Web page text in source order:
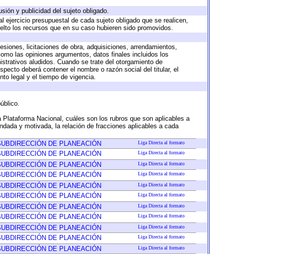
y publicidad del sujeto obligado.
presupuestal de cada sujeto obligado que se realicen,
los recursos que en su caso hubieren sido promovidos.
licitaciones de obra, adquisiciones, arrendamientos,
las opiniones argumentos, datos finales incluidos los
aludidos. Cuando se trate del otorgamiento de
deberá contener el nombre o razón social del titular, el
legal y el tiempo de vigencia.
Nacional, cuáles son los rubros que son aplicables a
y motivada, la relación de fracciones aplicables a cada
DE PLANEACIÓN Liga Directa al formato
DE PLANEACIÓN Liga Directa al formato
DE PLANEACIÓN Liga Directa al formato
DE PLANEACIÓN Liga Directa al formato
DE PLANEACIÓN Liga Directa al formato
DE PLANEACIÓN Liga Directa al formato
DE PLANEACIÓN Liga Directa al formato
DE PLANEACIÓN Liga Directa al formato
DE PLANEACIÓN Liga Directa al formato
DE PLANEACIÓN Liga Directa al formato
DE PLANEACIÓN Liga Directa al formato